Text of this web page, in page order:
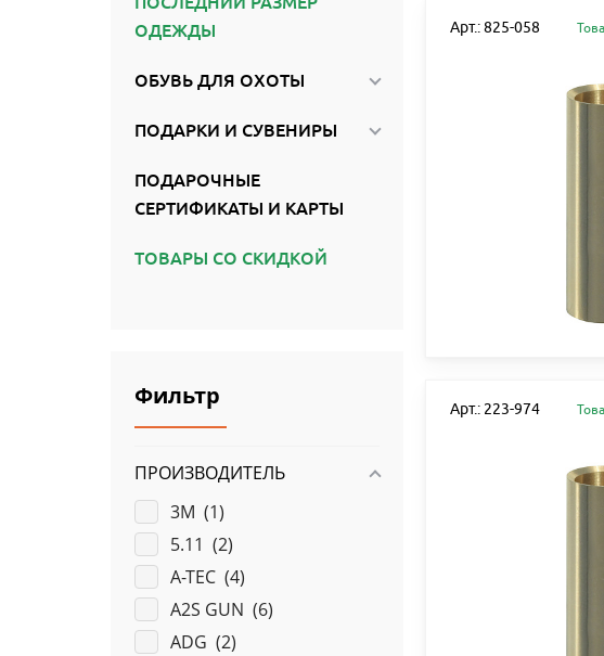
ОДЕЖДЫ
ОБУВЬ ДЛЯ ОХОТЫ
ПОДАРКИ И СУВЕНИРЫ
ПОДАРОЧНЫЕ
СЕРТИФИКАТЫ И КАРТЫ
ТОВАРЫ СО СКИДКОЙ
Фильтр
ПРОИЗВОДИТЕЛЬ
3M (1)
5.11 (2)
A-TEC (4)
A2S GUN (6)
ADG (2)
Арт.: 825-058
Арт.: 223-974